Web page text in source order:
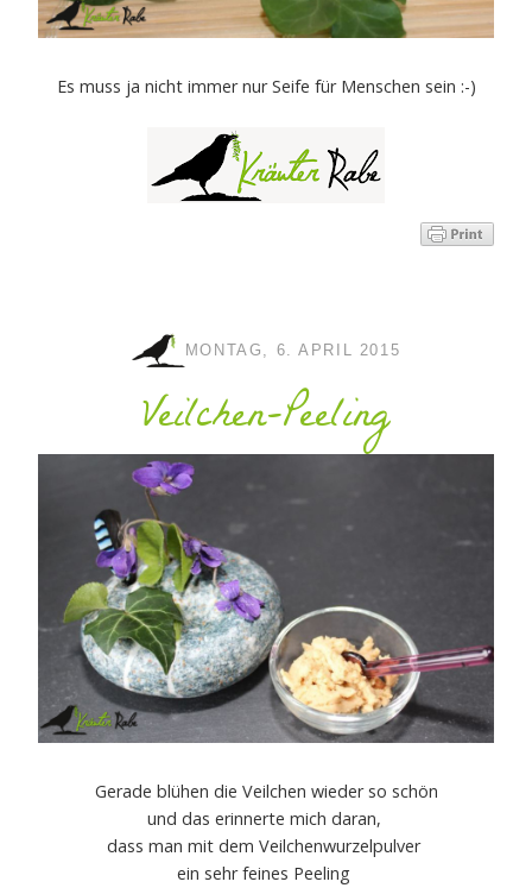
Es muss ja nicht immer nur Seife für Menschen sein :-)
MONTAG, 6. APRIL 2015
Veilchen-Peeling
Gerade blühen die Veilchen wieder so schön
und das erinnerte mich daran,
dass man mit dem Veilchenwurzelpulver
ein sehr feines Peeling